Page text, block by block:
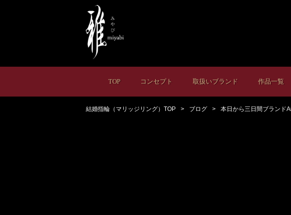
TOP コンセプト 取扱いブランド 作品一覧
結婚指輪（マリッジリング）TOP ブログ 本日から三日間ブランド